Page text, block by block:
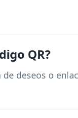
QR?
deseos o